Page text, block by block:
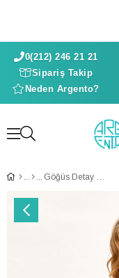
0(212) 246 21 21
Sipariş Takip
Neden Argento?
Göğüs Detay Mayo